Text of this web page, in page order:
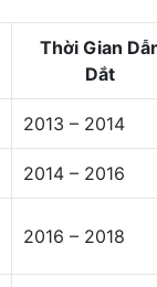
Thời Gian
Dắt
2013 – 2014
2014 – 2016
2016 – 2018